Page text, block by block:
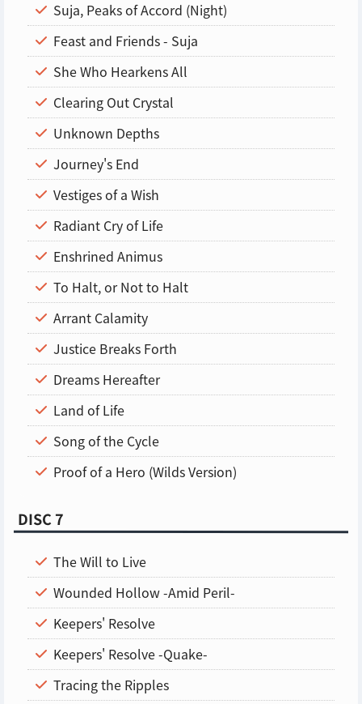
Suja, Peaks of Accord (Night)
Feast and Friends - Suja
She Who Hearkens All
Clearing Out Crystal
Unknown Depths
Journey's End
Vestiges of a Wish
Radiant Cry of Life
Enshrined Animus
To Halt, or Not to Halt
Arrant Calamity
Justice Breaks Forth
Dreams Hereafter
Land of Life
Song of the Cycle
Proof of a Hero (Wilds Version)
DISC 7
The Will to Live
Wounded Hollow -Amid Peril-
Keepers' Resolve
Keepers' Resolve -Quake-
Tracing the Ripples